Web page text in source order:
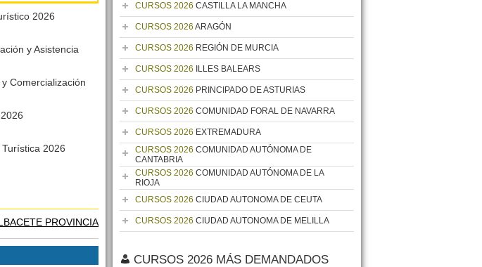
2026
y Asistencia
Comercialización
2026
PROVINCIA
CURSOS 2026 CASTILLA LA MANCHA
CURSOS 2026 ARAGÓN
CURSOS 2026 REGIÓN DE MURCIA
CURSOS 2026 ILLES BALEARS
CURSOS 2026 PRINCIPADO DE ASTURIAS
CURSOS 2026 COMUNIDAD FORAL DE NAVARRA
CURSOS 2026 EXTREMADURA
CURSOS 2026 COMUNIDAD AUTÓNOMA DE
CANTABRIA
CURSOS 2026 COMUNIDAD AUTÓNOMA DE LA
RIOJA
CURSOS 2026 CIUDAD AUTONOMA DE CEUTA
CURSOS 2026 CIUDAD AUTONOMA DE MELILLA
CURSOS 2026 MÁS DEMANDADOS